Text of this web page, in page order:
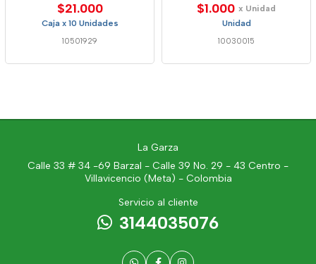
$21.000
Caja x 10 Unidades
10501929
$1.000 x Unidad
Unidad
10030015
La Garza
Calle 33 # 34 -69 Barzal - Calle 39 No. 29 - 43 Centro -
Villavicencio (Meta) - Colombia
Servicio al cliente
3144035076